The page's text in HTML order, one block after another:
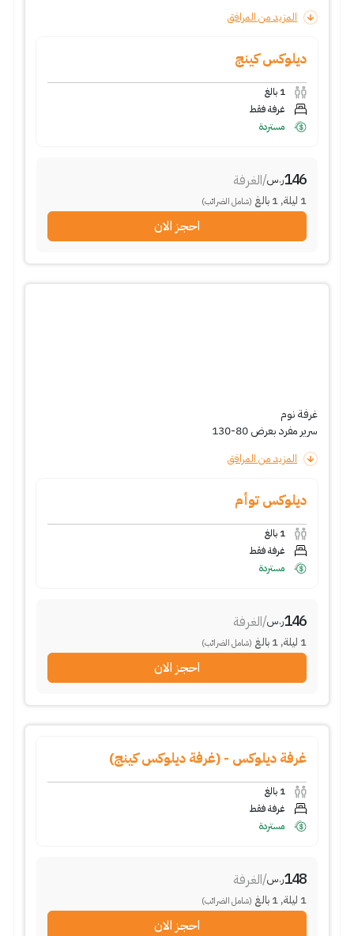
المزيد من المرافق
ديلوكس كينج
1 بالغ
غرفة فقط
مستردة
146ر.س/الغرفة
1 ليلة,
1 بالغ (شامل الضرائب)
احجز الان
غرفة نوم
سرير مفرد بعرض 80-130
المزيد من المرافق
ديلوكس توأم
1 بالغ
غرفة فقط
مستردة
146ر.س/الغرفة
1 ليلة,
1 بالغ (شامل الضرائب)
احجز الان
غرفة ديلوكس - (غرفة ديلوكس كينج)
1 بالغ
غرفة فقط
مستردة
148ر.س/الغرفة
1 ليلة,
1 بالغ (شامل الضرائب)
احجز الان